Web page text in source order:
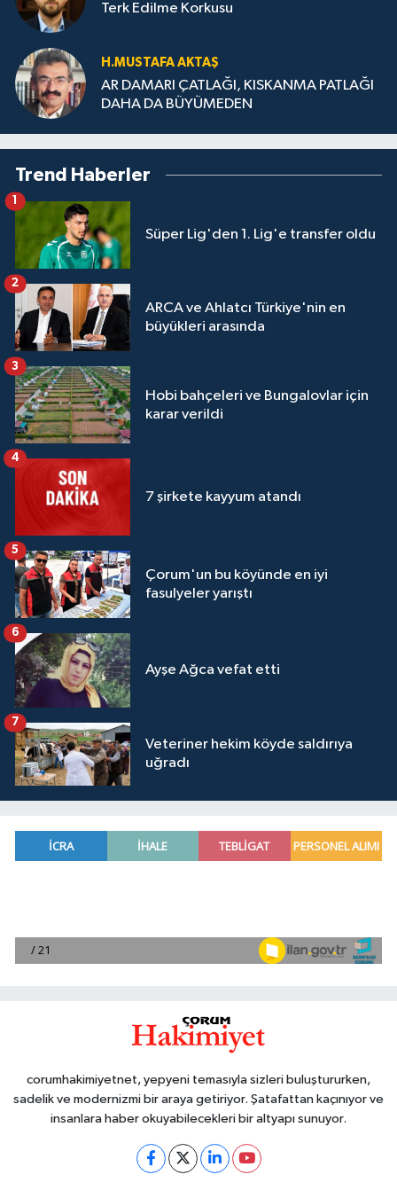
Terk Edilme Korkusu
H.MUS­TA­FA AK­TAŞ
AR DAMARI ÇATLAĞI, KISKANMA PATLAĞI
DAHA DA BÜYÜMEDEN
Trend Haberler
Süper Lig'den 1. Lig'e transfer oldu
1
ARCA ve Ahlatcı Türkiye'nin en
büyükleri arasında
2
Hobi bahçeleri ve Bungalovlar için
karar verildi
3
7 şirkete kayyum atandı
4
Çorum'un bu köyünde en iyi
fasulyeler yarıştı
5
Ayşe Ağca vefat etti
6
Veteriner hekim köyde saldırıya
uğradı
7
corumhakimiyetnet, yepyeni temasıyla sizleri buluştururken,
sadelik ve modernizmi bir araya getiriyor. Şatafattan kaçınıyor ve
insanlara haber okuyabilecekleri bir altyapı sunuyor.